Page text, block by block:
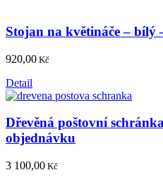
Stojan na květináče – bílý
920,00 Kč
Detail
Dřevěná poštovní
objednávku
3 100,00 Kč